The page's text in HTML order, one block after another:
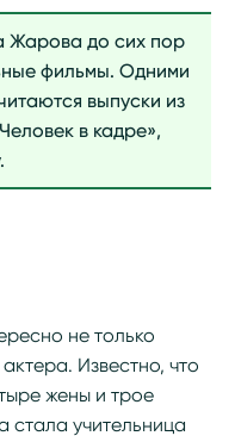
Жарова до сих пор
фильмы. Одними
выпуски из
в кадре»,
не только
Известно, что
жены и трое
стала учительница